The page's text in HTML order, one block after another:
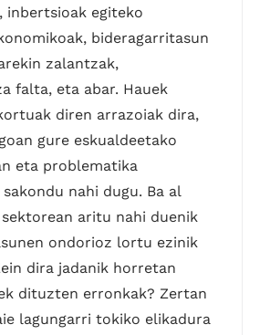
inbertsioak egiteko
bideragarritasun
zalantzak,
falta, eta abar. Hauek
diren arrazoiak dira,
gure eskualdeetako
eta problematika
nahi dugu. Ba al
aritu nahi duenik
ondorioz lortu ezinik
dira jadanik horretan
dituzten erronkak? Zertan
lagungarri tokiko elikadura